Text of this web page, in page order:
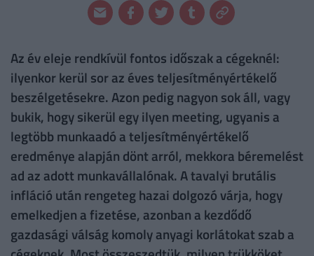
Az év eleje rendkívül fontos időszak a cégeknél:
ilyenkor kerül sor az éves teljesítményértékelő
beszélgetésekre. Azon pedig nagyon sok áll, vagy
bukik, hogy sikerül egy ilyen meeting, ugyanis a
legtöbb munkaadó a teljesítményértékelő
eredménye alapján dönt arról, mekkora béremelést
ad az adott munkavállalónak. A tavalyi brutális
infláció után rengeteg hazai dolgozó várja, hogy
emelkedjen a fizetése, azonban a kezdődő
gazdasági válság komoly anyagi korlátokat szab a